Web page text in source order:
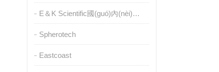
E＆K Scientific國(guó)內(nèi)授權(quán)代理
Spherotech
Eastcoast